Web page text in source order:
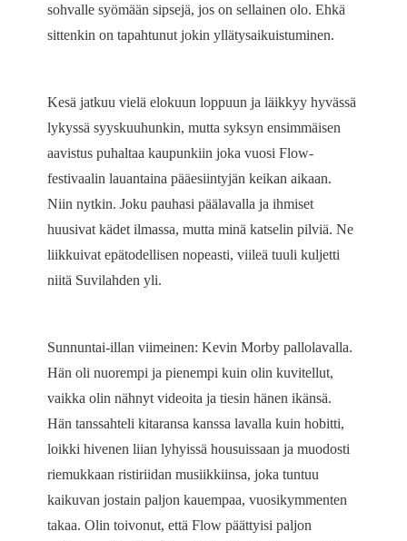
sohvalle syömään sipsejä, jos on sellainen olo. Ehkä
sittenkin on tapahtunut jokin yllätysaikuistuminen.
Kesä jatkuu vielä elokuun loppuun ja läikkyy hyvässä
lykyssä syyskuuhunkin, mutta syksyn ensimmäisen
aavistus puhaltaa kaupunkiin joka vuosi Flow-
festivaalin lauantaina pääesiintyjän keikan aikaan.
Niin nytkin. Joku pauhasi päälavalla ja ihmiset
huusivat kädet ilmassa, mutta minä katselin pilviä. Ne
liikkuivat epätodellisen nopeasti, viileä tuuli kuljetti
niitä Suvilahden yli.
Sunnuntai-illan viimeinen: Kevin Morby pallolavalla.
Hän oli nuorempi ja pienempi kuin olin kuvitellut,
vaikka olin nähnyt videoita ja tiesin hänen ikänsä.
Hän tanssahteli kitaransa kanssa lavalla kuin hobitti,
loikki hivenen liian lyhyissä housuissaan ja muodosti
riemukkaan ristiriidan musiikkiinsa, joka tuntuu
kaikuvan jostain paljon kauempaa, vuosikymmenten
takaa. Olin toivonut, että Flow päättyisi paljon